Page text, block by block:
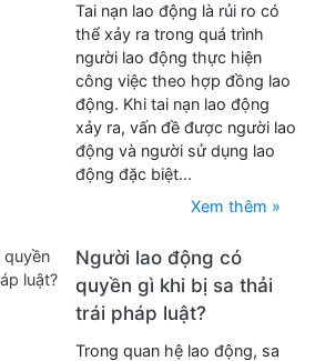
Tai nạn lao động là rủi ro có
thể xảy ra trong quá trình
người lao động thực hiện
công việc theo hợp đồng lao
động. Khi tai nạn lao động
xảy ra, vấn đề được người lao
động và người sử dụng lao
động đặc biệt...
Xem thêm »
Người lao động có
quyền gì khi bị sa thải
trái pháp luật?
Trong quan hệ lao động, sa